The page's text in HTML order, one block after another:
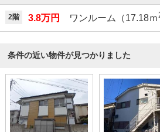
2階 3.8万円 ワンルーム（17.18ｍ
条件の近い物件が見つかりました